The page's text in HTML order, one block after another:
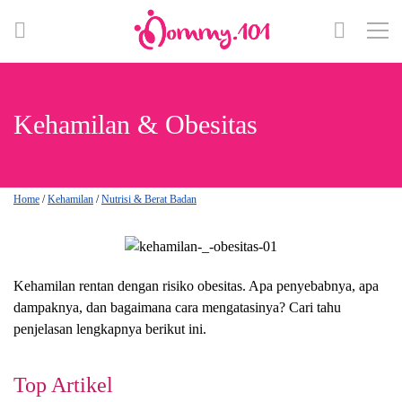
Kehamilan & Obesitas
Home /Kehamilan /Nutrisi & Berat Badan
Kehamilan rentan dengan risiko obesitas. Apa penyebabnya, apa
dampaknya, dan bagaimana cara mengatasinya? Cari tahu
penjelasan lengkapnya berikut ini.
Top Artikel